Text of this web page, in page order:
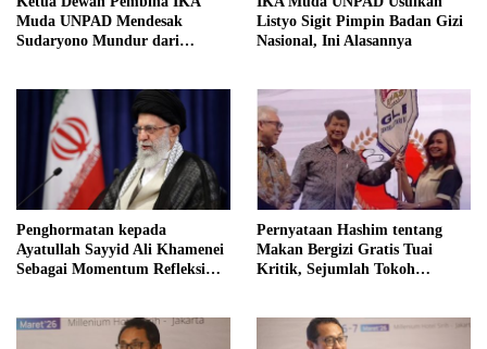
Muda UNPAD Mendesak
Sudaryono Mundur dari
Independensi Badan Gizi
Nasional
Listyo Sigit Pimpin Badan Gizi
Nasional, Ini Alasannya
Penghormatan kepada
Ayatullah Sayyid Ali Khamenei
Sebagai Momentum Refleksi
bagi Indonesia
Pernyataan Hashim tentang
Makan Bergizi Gratis Tuai
Kritik, Sejumlah Tokoh